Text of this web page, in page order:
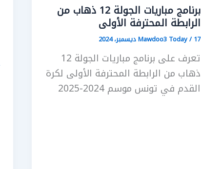
برنامج مباريات الجولة 12 ذهاب من
الرابطة المحترفة الأولى
Mawdoo3 Today/17 ديسمبر، 2024
تعرف على برنامج مباريات الجولة 12
ذهاب من الرابطة المحترفة الأولى لكرة
القدم في تونس موسم 2024-2025